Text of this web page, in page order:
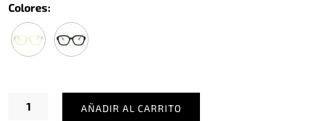
Colores:
Pert
AÑADIR AL CARRITO